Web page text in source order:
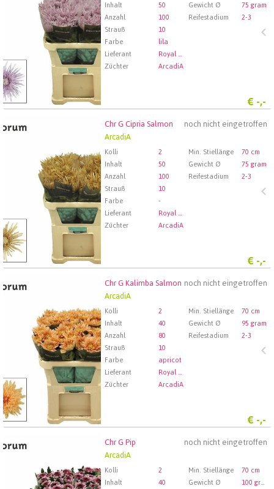
Inhalt
50 Gewicht Ø
75 gram
Anzahl
100 Reifestadium
2-3
Strauß
10
Farbe
lila
Lieferant
Royal FloraHolland Aalsmeer
Züchter
ArcadiA
€ -,-
noch nicht eingetroffen
Chr G Cipria Salmon
ArcadiA
Kolli 2 Min. Stiellänge
70 cm
Inhalt
50 Gewicht Ø
75 gram
Anzahl
100 Reifestadium
2-3
Strauß
10
Farbe
-
Lieferant
Royal FloraHolland Aalsmeer
Züchter
ArcadiA
€ -,-
Chr G Cipria Salmon
Wählen Sie zuerst ein Abfartdatum.
noch nicht eingetroffen
Chr G Kalimba Salmon
ArcadiA
Kolli 2 Min. Stiellänge
70 cm
Inhalt
40 Gewicht Ø
95 gram
Anzahl
80 Reifestadium
2-3
Strauß
10
Farbe
apricot
Lieferant
Royal FloraHolland Aalsmeer
Züchter
ArcadiA
€ -,-
Chr G Kalimba Salmon
Wählen Sie zuerst ein Abfartdatum.
noch nicht eingetroffen
Chr G Pip
ArcadiA
Kolli 2 Min. Stiellänge
70 cm
Inhalt
40 Gewicht Ø
100 gram
Chr G Pip
Wählen Sie zuerst ein Abfartdatum.